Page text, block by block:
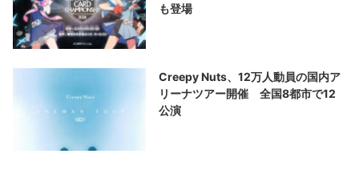
も登場
Creepy Nuts、12万人動員の国内ア
リーナツアー開催 全国8都市で12
公演